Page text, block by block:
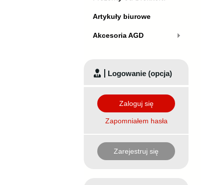
Artykuły biurowe
Akcesoria AGD
Logowanie (opcja)
Zaloguj się
Zapomniałem hasła
Zarejestruj się